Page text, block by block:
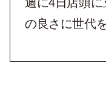
の良さに世代